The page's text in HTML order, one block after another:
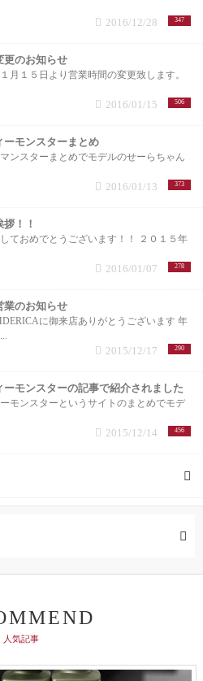
347
2016/12/28
更のお知らせ
月１５日より営業時間の変更致します。
506
2016/01/15
ーモンスターまとめ
ンスターまとめでモデルのせーらちゃん
373
2016/01/13
！！
ておめでとうございます！！ ２０１５年
278
2016/01/07
業のお知らせ
に御来店ありがとうございます 年
290
2015/12/17
ーモンスターの記事で紹介されました
モンスターというサイトのまとめでモデ
456
2015/12/14
人気記事